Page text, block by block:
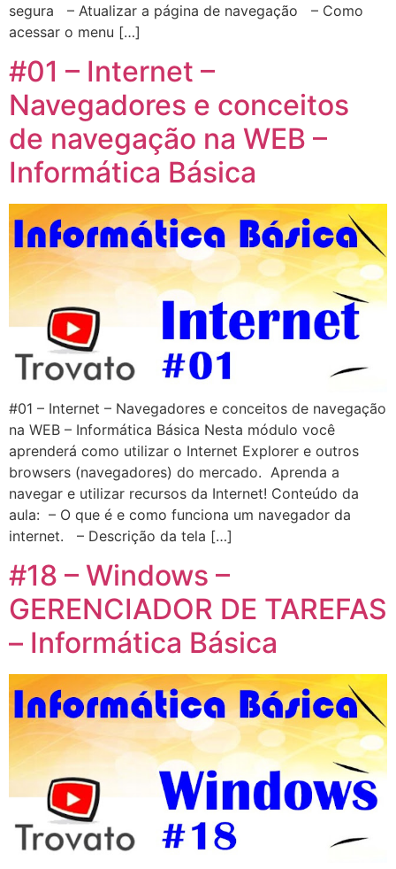
segura – Atualizar a página de navegação – Como
acessar o menu […]
#01 – Internet –
Navegadores e conceitos
de navegação na WEB –
Informática Básica
#01 – Internet – Navegadores e conceitos de navegação
na WEB – Informática Básica Nesta módulo você
aprenderá como utilizar o Internet Explorer e outros
browsers (navegadores) do mercado. Aprenda a
navegar e utilizar recursos da Internet! Conteúdo da
aula: – O que é e como funciona um navegador da
internet. – Descrição da tela […]
#18 – Windows –
GERENCIADOR DE TAREFAS
– Informática Básica